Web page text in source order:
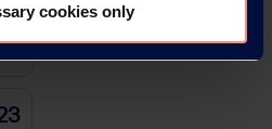
cookies only